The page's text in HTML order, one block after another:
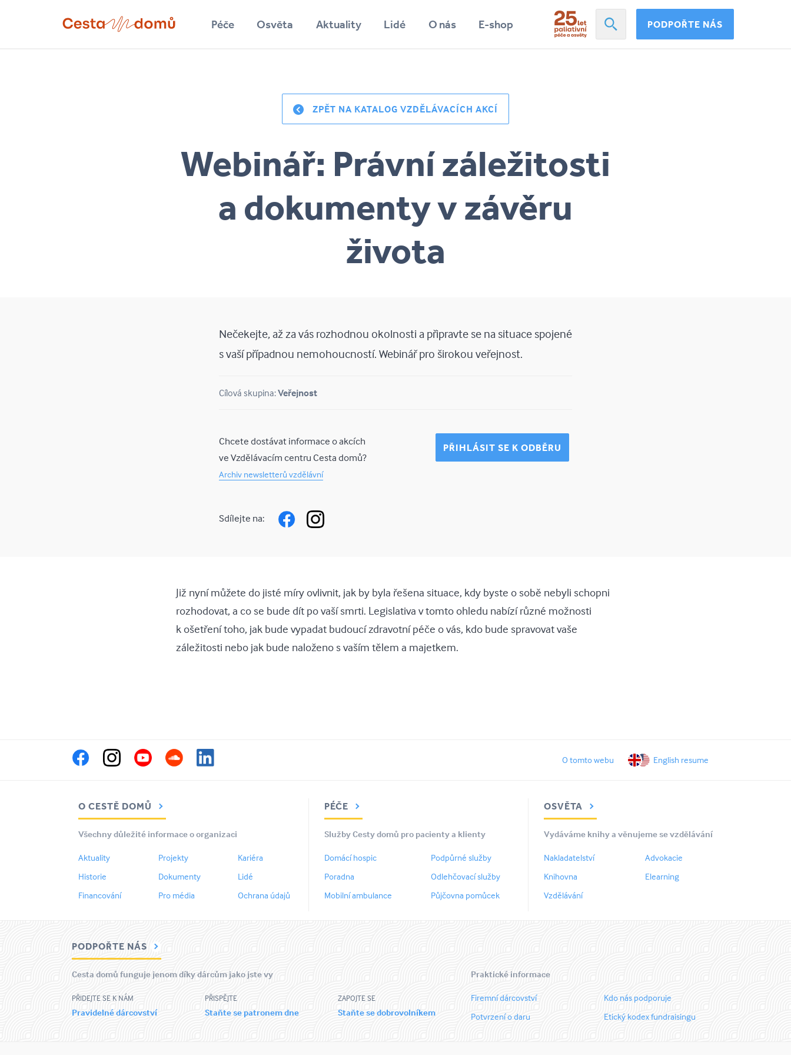
Přejít k hlavnímu obsahu Péče Osvěta Aktuality Lidé O nás E-shop PODPOŘTE NÁS
ZPĚT NA KATALOG VZDĚLÁVACÍCH AKCÍ
Webinář: Právní záležitosti
a dokumenty v závěru
života
Nečekejte, až za vás rozhodnou okolnosti a připravte se na situace spojené
s vaší případnou nemohoucností. Webinář pro širokou veřejnost.
Cílová skupina:Veřejnost
Chcete dostávat informace o akcích
ve Vzdělávacím centru Cesta domů?
Archiv newsletterů vzdělávní
PŘIHLÁSIT SE K ODBĚRU
Sdílejte na:
Již nyní můžete do jisté míry ovlivnit, jak by byla řešena situace, kdy byste o sobě nebyli schopni
rozhodovat, a co se bude dít po vaší smrti. Legislativa v tomto ohledu nabízí různé možnosti
k ošetření toho, jak bude vypadat budoucí zdravotní péče o vás, kdo bude spravovat vaše
záležitosti nebo jak bude naloženo s vaším tělem a majetkem.
O tomto webu English resume
O CESTĚ DOMŮ
Všechny důležité informace o organizaci
Aktuality
Historie
Financování
Projekty
Dokumenty
Pro média
Kariéra
Lidé
Ochrana údajů
PÉČE
Služby Cesty domů pro pacienty a klienty
Domácí hospic
Poradna
Mobilní ambulance
Podpůrné služby
Odlehčovací služby
Půjčovna pomůcek
OSVĚTA
Vydáváme knihy a věnujeme se vzdělávání
Nakladatelství
Knihovna
Vzdělávání
Advokacie
Elearning
PODPOŘTE NÁS
Cesta domů funguje jenom díky dárcům jako jste vy
PŘIDEJTE SE K NÁM
Pravidelné dárcovství
PŘISPĚJTE
Staňte se patronem dne
ZAPOJTE SE
Staňte se dobrovolníkem
Praktické informace
Firemní dárcovství
Potvrzení o daru
Kdo nás podporuje
Etický kodex fundraisingu